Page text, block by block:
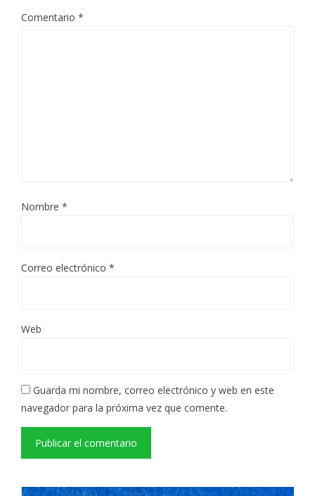
Comentario *
Nombre *
Correo electrónico *
Web
Guarda mi nombre, correo electrónico y web en este
navegador para la próxima vez que comente.